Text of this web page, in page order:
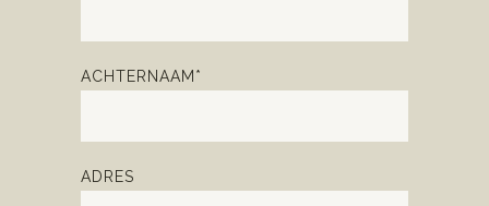
ACHTERNAAM*
ADRES